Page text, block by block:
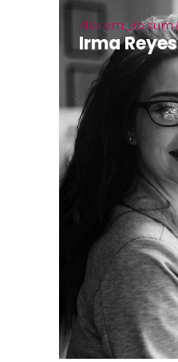
lorem_ipsum
Irma Reyes